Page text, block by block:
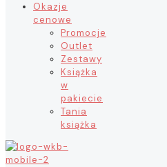
Okazje
cenowe
Promocje
Outlet
Zestawy
Książka
w
pakiecie
Tania
książka